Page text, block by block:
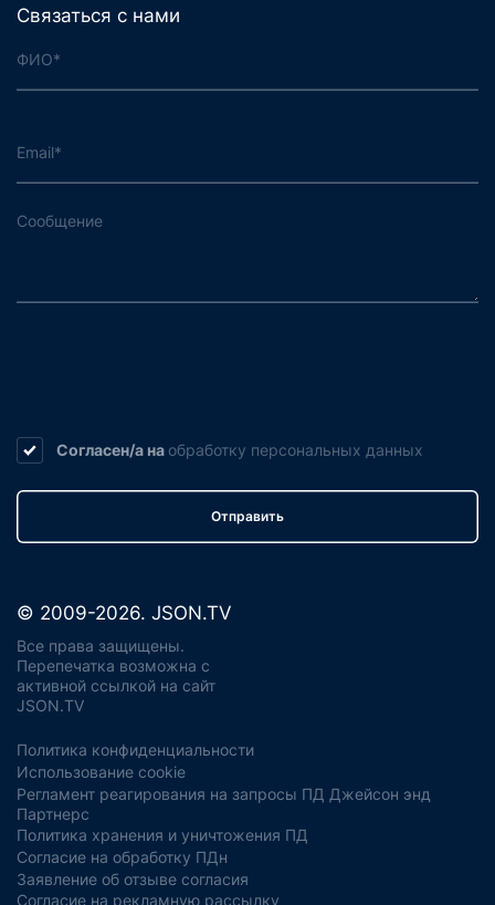
Связаться с нами
Согласен/а на обработку персональных данных
Отправить
© 2009-2026. JSON.TV
Все права защищены.
Перепечатка возможна с
активной ссылкой на сайт
JSON.TV
Политика конфиденциальности
Использование cookie
Регламент реагирования на запросы ПД Джейсон энд
Партнерс
Политика хранения и уничтожения ПД
Согласие на обработку ПДн
Заявление об отзыве согласия
Согласие на рекламную рассылку